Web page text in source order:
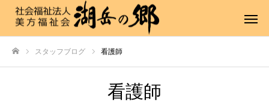
スタッフブログ 看護師
看護師